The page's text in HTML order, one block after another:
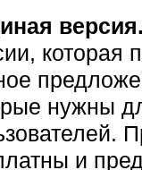
которая
нужны
и